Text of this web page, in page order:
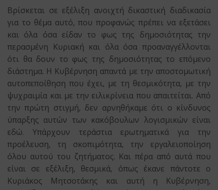
Βρίσκεται σε εξέλιξη ανοιχτή δικαστική διαδικασία
για το θέμα αυτό, που προφανώς πρέπει να εξετάσει
και όλα όσα είδαν το φως της δημοσιότητας την
περασμένη Κυριακή και όλα όσα προαναγγέλλονται
ότι θα δουν το φως της δημοσιότητας το επόμενο
διάστημα. Η Κυβέρνηση απαντά με την αποστομωτική
αυτοπεποίθηση που έχει, με τη θεσμικότητα, με την
ψυχραιμία και με την ειλικρίνεια που απαιτείται. Από
την πρώτη στιγμή, δεν αρνηθήκαμε ότι ο κίνδυνος
ύπαρξης αυτών των κακόβουλων λογισμικών είναι
εδώ. Υπάρχουν τεράστια ερωτηματικά για την
προέλευση, τη σκοπιμότητα, την εργαλειοποίηση
όλου αυτού του ζητήματος. Και πέρα από αυτά που
είναι σε εξέλιξη, θεσμικά, όπως έκανε πάντοτε ο
Κυριάκος Μητσοτάκης και αυτή η Κυβέρνηση,